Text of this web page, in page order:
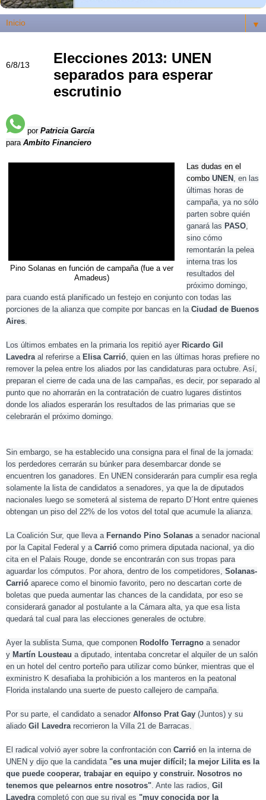
▼
6/8/13
Elecciones 2013: UNEN
separados para esperar
escrutinio
por Patricia García
para Ambito Financiero
Pino Solanas en función de campaña (fue a ver
Amadeus)
Las dudas en el
combo UNEN, en las
últimas horas de
campaña, ya no sólo
parten sobre quién
ganará las PASO,
sino cómo
remontarán la pelea
interna tras los
resultados del
próximo domingo,
para cuando está planificado un festejo en conjunto con todas las
porciones de la alianza que compite por bancas en la Ciudad de Buenos
Aires
Los últimos embates en la primaria los repitió ayer Ricardo Gil
Lavedra al referirse a Elisa Carrió , quien en las últimas horas prefiere no
remover la pelea entre los aliados por las candidaturas para octubre. Así,
preparan el cierre de cada una de las campañas, es decir, por separado al
punto que no ahorrarán en la contratación de cuatro lugares distintos
donde los aliados esperarán los resultados de las primarias que se
celebrarán el próximo domingo.
Sin embargo, se ha establecido una consigna para el final de la jornada:
los perdedores cerrarán su búnker para desembarcar donde se
encuentren los ganadores. En UNEN considerarán para cumplir esa regla
solamente la lista de candidatos a senadores, ya que la de diputados
nacionales luego se someterá al sistema de reparto D´Hont entre quienes
obtengan un piso del 22% de los votos del total que acumule la alianza.
La Coalición Sur, que lleva a Fernando Pino Solanas a senador nacional
por la Capital Federal y a Carrió como primera diputada nacional, ya dio
cita en el Palais Rouge, donde se encontrarán con sus tropas para
aguardar los cómputos. Por ahora, dentro de los competidores, Solanas-
Carrió aparece como el binomio favorito, pero no descartan corte de
boletas que pueda aumentar las chances de la candidata, por eso se
considerará ganador al postulante a la Cámara alta, ya que esa lista
quedará tal cual para las elecciones generales de octubre.
Ayer la sublista Suma, que componen Rodolfo Terragno a senador
y Martín Lousteau a diputado, intentaba concretar el alquiler de un salón
en un hotel del centro porteño para utilizar como búnker, mientras que el
exministro K desafiaba la prohibición a los manteros en la peatonal
Florida instalando una suerte de puesto callejero de campaña.
Por su parte, el candidato a senador Alfonso Prat Gay (Juntos) y su
aliado Gil Lavedra recorrieron la Villa 21 de Barracas.
El radical volvió ayer sobre la confrontación con Carrió en la interna de
UNEN y dijo que la candidata "es una mujer difícil; la mejor Lilita es la
que puede cooperar, trabajar en equipo y construir. Nosotros no
tenemos que pelearnos entre nosotros" . Ante las radios, Gil
Lavedra completó con que su rival es "muy conocida por la